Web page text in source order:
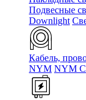
Подвесные
Downlight
Кабель,
NYM NYM